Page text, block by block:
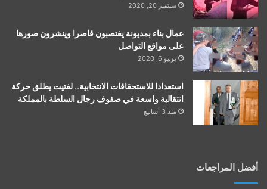
سبتمبر 20, 2020
عمال بناء بمديونة يغتصبون قاصرا وينشرون صورها
على مواقع التواصل
يونيو 6, 2020
استعدادا للاستحقاقات الانتخابية.. لفتيت يطلق حركة
انتقالية واسعة في صفوف رجال السلطة بالمملكة
منذ 3 أسابيع
أفضل المراجعات